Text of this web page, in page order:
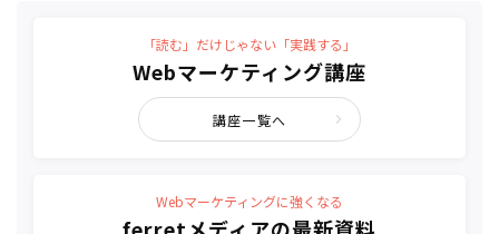
「読む」だけじゃない「実践する」
Webマーケティング講座
講座一覧へ
Webマーケティングに強くなる